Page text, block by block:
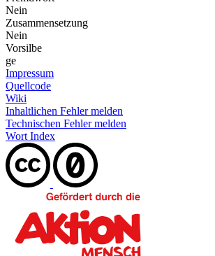
Nein
Zusammensetzung
Nein
Vorsilbe
ge
Impressum
Quellcode
Wiki
Inhaltlichen Fehler melden
Technischen Fehler melden
Wort Index